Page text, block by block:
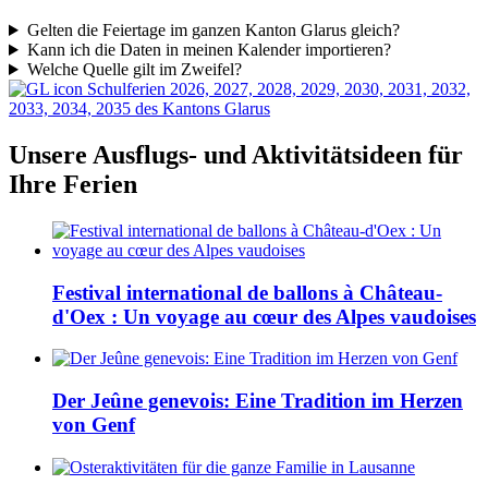
Gelten die Feiertage im ganzen Kanton Glarus gleich?
Kann ich die Daten in meinen Kalender importieren?
Welche Quelle gilt im Zweifel?
Schulferien 2026, 2027, 2028, 2029, 2030, 2031, 2032,
2033, 2034, 2035 des Kantons Glarus
Unsere Ausflugs- und Aktivitätsideen für
Ihre Ferien
Festival international de ballons à Château-
d'Oex : Un voyage au cœur des Alpes vaudoises
Der Jeûne genevois: Eine Tradition im Herzen
von Genf